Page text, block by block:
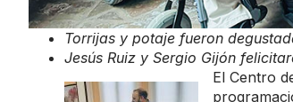
Torrijas y potaje fueron
Jesús Ruiz y Sergio Gijón
El Centro